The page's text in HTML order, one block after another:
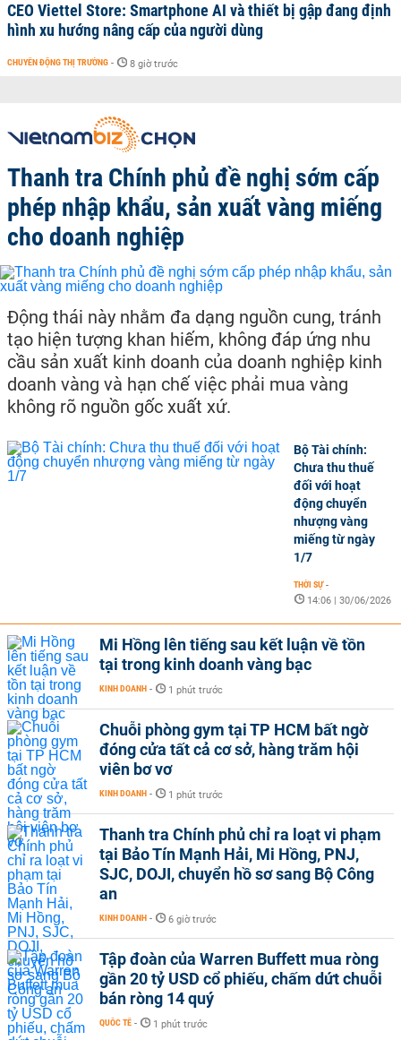
CEO Viettel Store: Smartphone AI và thiết bị gập đang định
hình xu hướng nâng cấp của người dùng
CHUYỂN ĐỘNG THỊ TRƯỜNG - 8 giờ trước
Thanh tra Chính phủ đề nghị sớm cấp
phép nhập khẩu, sản xuất vàng miếng
cho doanh nghiệp
Động thái này nhằm đa dạng nguồn cung, tránh
tạo hiện tượng khan hiếm, không đáp ứng nhu
cầu sản xuất kinh doanh của doanh nghiệp kinh
doanh vàng và hạn chế việc phải mua vàng
không rõ nguồn gốc xuất xứ.
Bộ Tài chính:
Chưa thu thuế
đối với hoạt
động chuyển
nhượng vàng
miếng từ ngày
1/7
THỜI SỰ -
14:06 | 30/06/2026
Mi Hồng lên tiếng sau kết luận về tồn
tại trong kinh doanh vàng bạc
KINH DOANH - 1 phút trước
Chuỗi phòng gym tại TP HCM bất ngờ
đóng cửa tất cả cơ sở, hàng trăm hội
viên bơ vơ
KINH DOANH - 1 phút trước
Thanh tra Chính phủ chỉ ra loạt vi phạm
tại Bảo Tín Mạnh Hải, Mi Hồng, PNJ,
SJC, DOJI, chuyển hồ sơ sang Bộ Công
an
KINH DOANH - 6 giờ trước
Tập đoàn của Warren Buffett mua ròng
gần 20 tỷ USD cổ phiếu, chấm dứt chuỗi
bán ròng 14 quý
QUỐC TẾ - 1 phút trước